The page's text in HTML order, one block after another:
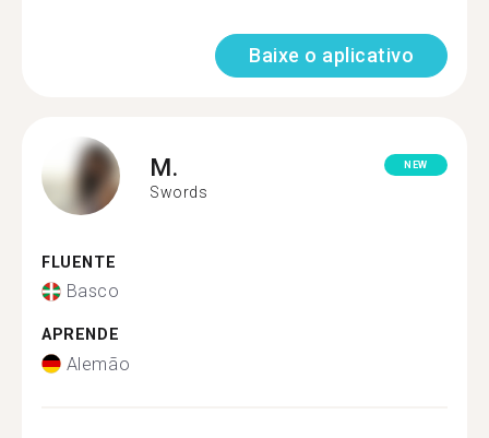
Baixe o aplicativo
M.
Swords
NEW
FLUENTE
Basco
APRENDE
Alemão